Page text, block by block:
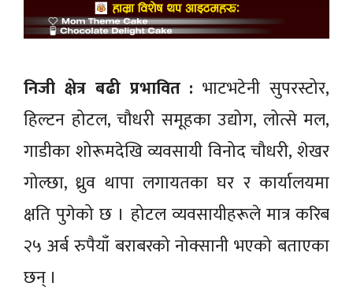
निजी क्षेत्र बढी प्रभावित : भाटभटेनी सुपरस्टोर,
हिल्टन होटल, चौधरी समूहका उद्योग, लोत्से मल,
गाडीका शोरूमदेखि व्यवसायी विनोद चौधरी, शेखर
गोल्छा, ध्रुव थापा लगायतका घर र कार्यालयमा
क्षति पुगेको छ । होटल व्यवसायीहरूले मात्र करिब
२५ अर्ब रुपैयाँ बराबरको नोक्सानी भएको बताएका
छन् ।